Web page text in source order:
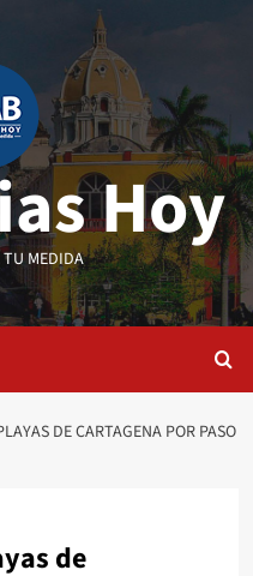
Hoy
MEDIDA
DE CARTAGENA POR PASO
de